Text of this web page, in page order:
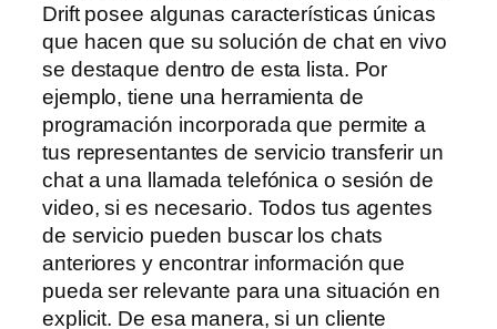
Drift posee algunas características únicas
que hacen que su solución de chat en vivo
se destaque dentro de esta lista. Por
ejemplo, tiene una herramienta de
programación incorporada que permite a
tus representantes de servicio transferir un
chat a una llamada telefónica o sesión de
video, si es necesario. Todos tus agentes
de servicio pueden buscar los chats
anteriores y encontrar información que
pueda ser relevante para una situación en
explicit. De esa manera, si un cliente